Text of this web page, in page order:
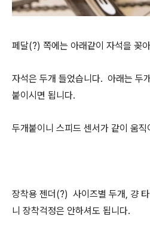
페달(?) 쪽에는 아래같이 자석을 꽂
자석은 두개 들었습니다. 아래는 두
붙이시면 됩니다.
두개붙이니 스피드 센서가 같이 움
장착용 젠더(?) 사이즈별 두개, 걍
니 장착걱정은 안하셔도 됩니다.